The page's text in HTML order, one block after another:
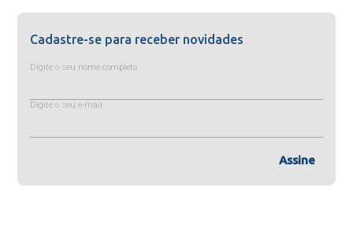
Cadastre-se para receber novidades
Digite o seu nome completo
Digite o seu e-mail
Assine